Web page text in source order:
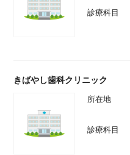
診療科目
きばやし歯科クリニック
所在地
診療科目